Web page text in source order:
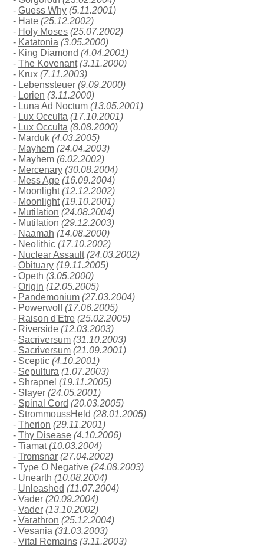
-Guess Why (5.11.2001)
- Hate (25.12.2002)
- Holy Moses (25.07.2002)
- Katatonia (3.05.2000)
- King Diamond (4.04.2001)
-The Kovenant (3.11.2000)
- Krux (7.11.2003)
- Lebenssteuer (9.09.2000)
- Lorien (3.11.2000)
- Luna Ad Noctum (13.05.2001)
- Lux Occulta (17.10.2001)
- Lux Occulta (8.08.2000)
- Marduk (4.03.2005)
- Mayhem (24.04.2003)
- Mayhem (6.02.2002)
- Mercenary (30.08.2004)
- Mess Age (16.09.2004)
- Moonlight (12.12.2002)
- Moonlight (19.10.2001)
- Mutilation (24.08.2004)
- Mutilation (29.12.2003)
- Naamah (14.08.2000)
- Neolithic (17.10.2002)
- Nuclear Assault (24.03.2002)
-Obituary (19.11.2005)
-Opeth (3.05.2000)
-Origin (12.05.2005)
- Pandemonium (27.03.2004)
- Powerwolf (17.06.2005)
- Raison d'Etre (25.02.2005)
- Riverside (12.03.2003)
- Sacriversum (31.10.2003)
- Sacriversum (21.09.2001)
- Sceptic (4.10.2001)
- Sepultura (1.07.2003)
- Shrapnel (19.11.2005)
- Slayer (24.05.2001)
- Spinal Cord (20.03.2005)
- StrommoussHeld (28.01.2005)
-Therion (29.11.2001)
-Thy Disease (4.10.2006)
-Tiamat (10.03.2004)
-Tromsnar (27.04.2002)
-Type O Negative (24.08.2003)
- Unearth (10.08.2004)
- Unleashed (11.07.2004)
-Vader (20.09.2004)
-Vader (13.10.2002)
-Varathron (25.12.2004)
-Vesania (31.03.2003)
-Vital Remains (3.11.2003)